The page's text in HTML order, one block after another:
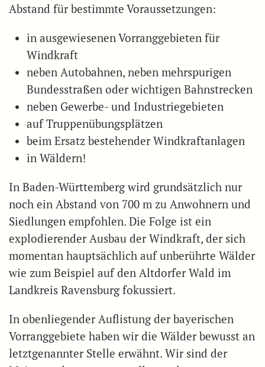
Abstand für bestimmte Voraussetzungen:
in ausgewiesenen Vorranggebieten für
Windkraft
neben Autobahnen, neben mehrspurigen
Bundesstraßen oder wichtigen Bahnstrecken
neben Gewerbe- und Industriegebieten
auf Truppenübungsplätzen
beim Ersatz bestehender Windkraftanlagen
in Wäldern!
In Baden-Württemberg wird grundsätzlich nur
noch ein Abstand von 700 m zu Anwohnern und
Siedlungen empfohlen. Die Folge ist ein
explodierender Ausbau der Windkraft, der sich
momentan hauptsächlich auf unberührte Wälder
wie zum Beispiel auf den Altdorfer Wald im
Landkreis Ravensburg fokussiert.
In obenliegender Auflistung der bayerischen
Vorranggebiete haben wir die Wälder bewusst an
letztgenannter Stelle erwähnt. Wir sind der